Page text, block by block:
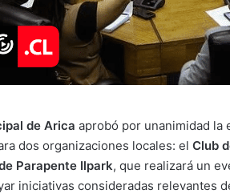
de Arica aprobó por unanimidad la
dos organizaciones locales: el Club
Parapente Ilpark, que realizará un
iniciativas consideradas relevantes